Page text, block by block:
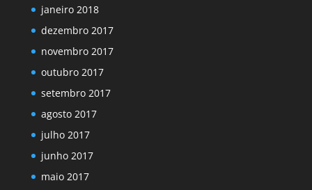
janeiro 2018
dezembro 2017
novembro 2017
outubro 2017
setembro 2017
agosto 2017
julho 2017
junho 2017
maio 2017